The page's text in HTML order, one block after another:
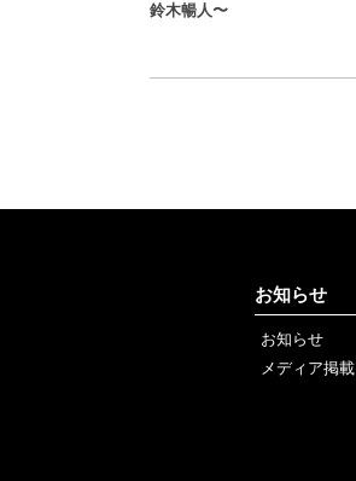
鈴木暢人〜
お知らせ
お知らせ
メディア掲載